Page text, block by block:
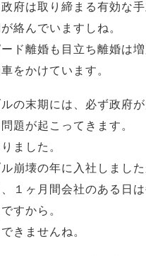
府は取り締まる有効な
絡んでいますしね。
ド離婚も目立ち離婚は
をかけています。
の末期には、必ず政府
題が起こってきます。
ました。
崩壊の年に入社しまし
１ヶ月間会社のある日
すから。
きませんね。